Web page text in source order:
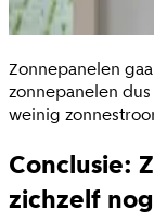
Zonnepanelen
zonnepanelen
weinig
Conclusie:
zichzelf